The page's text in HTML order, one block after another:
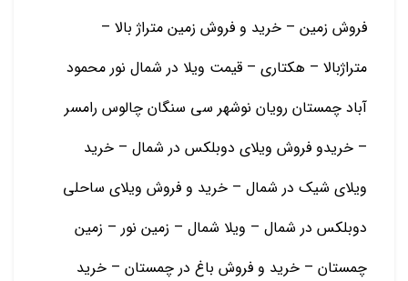
فروش زمین – خرید و فروش زمین متراژ بالا –
متراژبالا – هکتاری – قیمت ویلا در شمال نور محمود
آباد چمستان رویان نوشهر سی سنگان چالوس رامسر
– خریدو فروش ویلای دوبلکس در شمال – خرید
ویلای شیک در شمال – خرید و فروش ویلای ساحلی
دوبلکس در شمال – ویلا شمال – زمین نور – زمین
چمستان – خرید و فروش باغ در چمستان – خرید